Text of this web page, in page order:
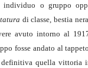
o gruppo
di classe, bestia
avuto intorno al
fosse andato al
definitiva quella vittoria